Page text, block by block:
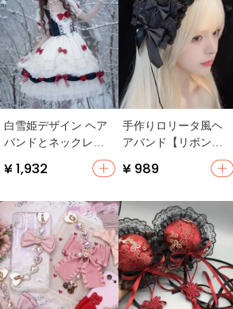
白雪姫デザイン ヘア
バンドとネックレス
のアクセサリー【ロ
リータスタイル・多
プ対応）
¥ 1,932
手作りロリータ風ヘ
アバンド【リボンレ
ク・ゴシックスタイ
¥ 989